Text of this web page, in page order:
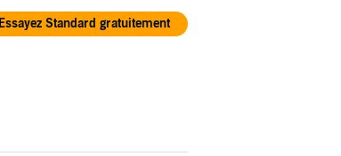
Essayez Standard gratuitement